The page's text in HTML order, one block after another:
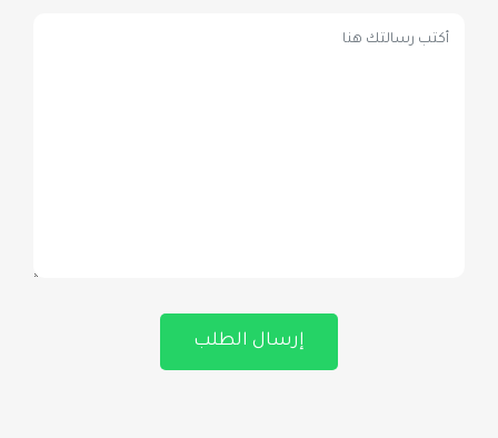
إرسال الطلب